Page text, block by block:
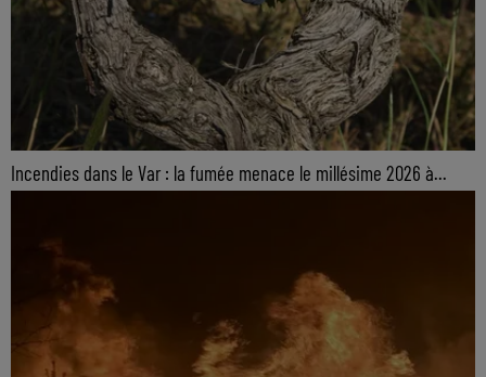
Incendies dans le Var : la fumée menace le millésime 2026 à...